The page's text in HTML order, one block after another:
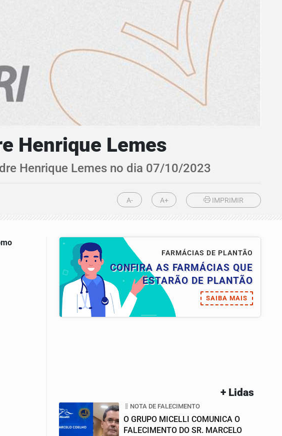
Henrique Lemes
Henrique Lemes no dia 07/10/2023
A- A+ IMPRIMIR
FARMÁCIAS DE PLANTÃO
CONFIRA AS FARMÁCIAS QUE
ESTARÃO DE PLANTÃO
SAIBA MAIS
+ Lidas
NOTA DE FALECIMENTO
O GRUPO MICELLI COMUNICA O
FALECIMENTO DO SR. MARCELO